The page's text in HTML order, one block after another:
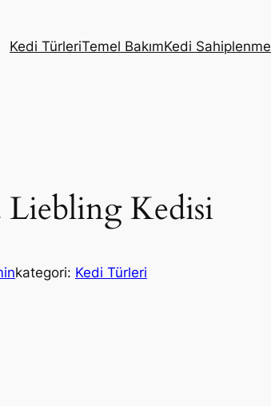
Kedi TürleriTemel BakımKedi Sahiplenme
Kedisi
kategori: Kedi Türleri